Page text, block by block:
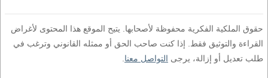
حقوق الملكية الفكرية محفوظة لأصحابها. يتيح الموقع هذا المحتوى لأغراض
القراءة والتوثيق فقط. إذا كنت صاحب الحق أو ممثله القانوني وترغب في
طلب تعديل أو إزالة، يرجى التواصل معنا